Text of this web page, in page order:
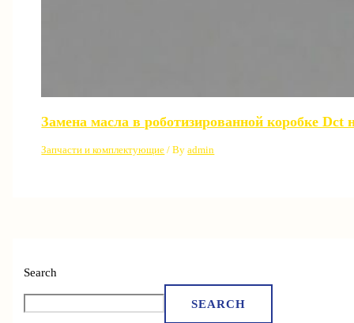
Search
SEARCH
Замена масла в роботизированной коробке
Запчасти и комплектующие / Byadmin